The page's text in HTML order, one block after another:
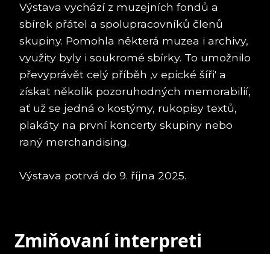
Výstava vychází z muzejních fondů a
sbírek přátel a spolupracovníků členů
skupiny. Pomohla některá muzea i archivy,
využity byly i soukromé sbírky. To umožnilo
převyprávět celý příběh ‚v epické šíři' a
získat několik pozoruhodných memorabilií,
ať už se jedná o kostýmy, rukopisy textů,
plakáty na první koncerty skupiny nebo
raný merchandising.
Výstava potrvá do 9. října 2025.
Zmiňovaní interpreti